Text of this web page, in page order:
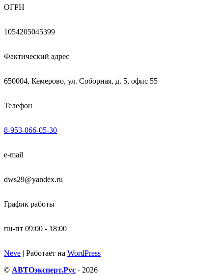
ОГРН
1054205045399
Фактический адрес
650004, Кемерово, ул. Соборная, д. 5, офис 55
Телефон
8-953-066-05-30
e-mail
dws29@yandex.ru
График работы
пн-пт 09:00 - 18:00
Neve | Работает на WordPress
© АВТОэксперт.Рус - 2026